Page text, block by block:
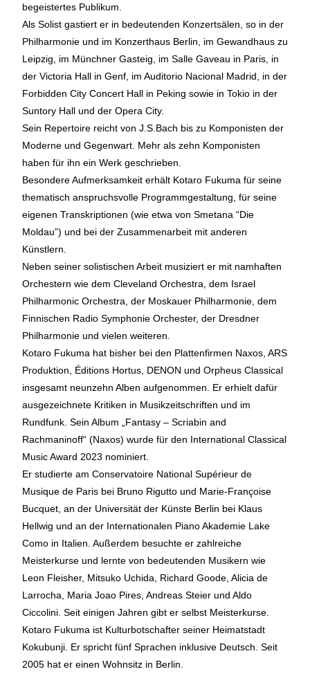
begeistertes Publikum.
Als Solist gastiert er in bedeutenden Konzertsälen, so in der
Philharmonie und im Konzerthaus Berlin, im Gewandhaus zu
Leipzig, im Münchner Gasteig, im Salle Gaveau in Paris, in
der Victoria Hall in Genf, im Auditorio Nacional Madrid, in der
Forbidden City Concert Hall in Peking sowie in Tokio in der
Suntory Hall und der Opera City.
Sein Repertoire reicht von J.S.Bach bis zu Komponisten der
Moderne und Gegenwart. Mehr als zehn Komponisten
haben für ihn ein Werk geschrieben.
Besondere Aufmerksamkeit erhält Kotaro Fukuma für seine
thematisch anspruchsvolle Programmgestaltung, für seine
eigenen Transkriptionen (wie etwa von Smetana “Die
Moldau”) und bei der Zusammenarbeit mit anderen
Künstlern.
Neben seiner solistischen Arbeit musiziert er mit namhaften
Orchestern wie dem Cleveland Orchestra, dem Israel
Philharmonic Orchestra, der Moskauer Philharmonie, dem
Finnischen Radio Symphonie Orchester, der Dresdner
Philharmonie und vielen weiteren.
Kotaro Fukuma hat bisher bei den Plattenfirmen Naxos, ARS
Produktion, Éditions Hortus, DENON und Orpheus Classical
insgesamt neunzehn Alben aufgenommen. Er erhielt dafür
ausgezeichnete Kritiken in Musikzeitschriften und im
Rundfunk. Sein Album „Fantasy – Scriabin and
Rachmaninoff“ (Naxos) wurde für den International Classical
Music Award 2023 nominiert.
Er studierte am Conservatoire National Supérieur de
Musique de Paris bei Bruno Rigutto und Marie-Françoise
Bucquet, an der Universität der Künste Berlin bei Klaus
Hellwig und an der Internationalen Piano Akademie Lake
Como in Italien. Außerdem besuchte er zahlreiche
Meisterkurse und lernte von bedeutenden Musikern wie
Leon Fleisher, Mitsuko Uchida, Richard Goode, Alicia de
Larrocha, Maria Joao Pires, Andreas Steier und Aldo
Ciccolini. Seit einigen Jahren gibt er selbst Meisterkurse.
Kotaro Fukuma ist Kulturbotschafter seiner Heimatstadt
Kokubunji. Er spricht fünf Sprachen inklusive Deutsch. Seit
2005 hat er einen Wohnsitz in Berlin.